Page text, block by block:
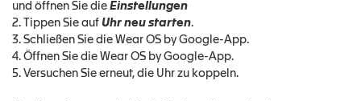
und öffnen Sie die Einstellungen
2. Tippen Sie auf Uhr neu starten.
3. Schließen Sie die Wear OS by Google-App.
4. Öffnen Sie die Wear OS by Google-App.
5. Versuchen Sie erneut, die Uhr zu koppeln.